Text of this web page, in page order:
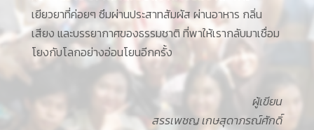
เยียวยาที่ค่อยๆ ซึมผ่านประสาทสัมผัส ผ่านอาหาร กลิ่น
เสียง และบรรยากาศของธรรมชาติ ที่พาให้เรากลับมาเชื่อม
โยงกับโลกอย่างอ่อนโยนอีกครั้ง
ผู้เขียน
สรรเพชญ เกษสุดาภรณ์ศักดิ์